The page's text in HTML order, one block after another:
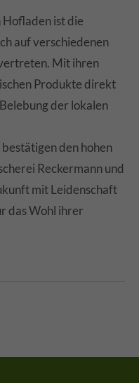
ist die
auf verschiedenen
Mit ihren
Produkte direkt
der lokalen
den hohen
Reckermann und
mit Leidenschaft
das Wohl ihrer